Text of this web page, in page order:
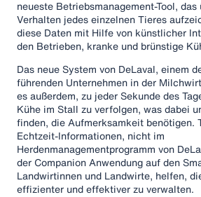
neueste Betriebsmanagement-Tool, das
Verhalten jedes einzelnen Tieres
diese Daten mit Hilfe von künstlicher
den Betrieben, kranke und brünstige
Das neue System von DeLaval, einem
führenden Unternehmen in der
es außerdem, zu jeder Sekunde des
Kühe im Stall zu verfolgen, was dabei
finden, die Aufmerksamkeit benötigen.
Echtzeit-Informationen, nicht im
Herdenmanagementprogramm von
der Companion Anwendung auf den
Landwirtinnen und Landwirte, helfen,
effizienter und effektiver zu verwalten.